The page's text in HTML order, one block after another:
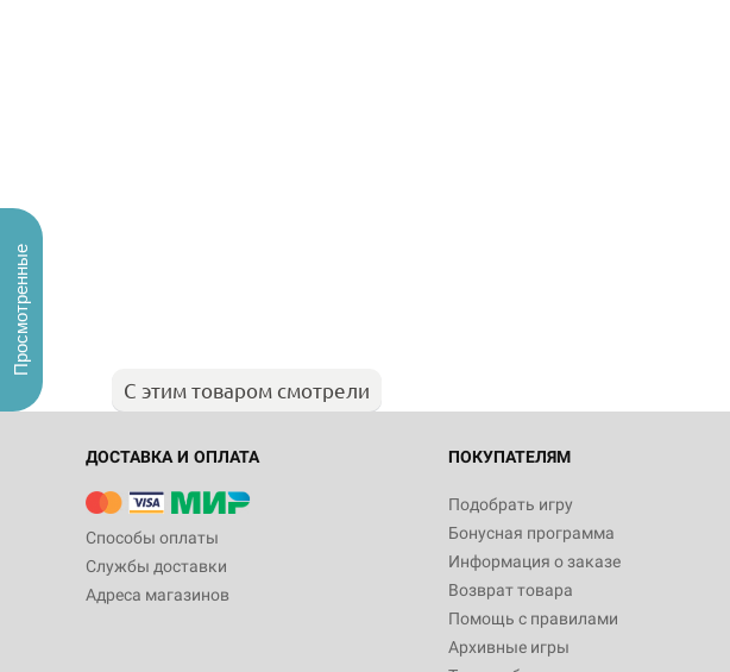
С этим товаром смотрели
ДОСТАВКА И ОПЛАТА
Способы оплаты
Службы доставки
Адреса магазинов
ПОКУПАТЕЛЯМ
Подобрать игру
Бонусная программа
Информация о заказе
Возврат товара
Помощь с правилами
Архивные игры
Просмотренные